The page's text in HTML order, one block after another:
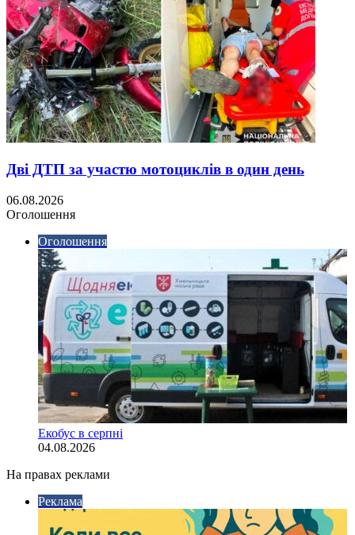
Дві ДТП за участю мотоциклів в один день
06.08.2026
Оголошення
Оголошення
Екобус в серпні
04.08.2026
На правах реклами
Реклама